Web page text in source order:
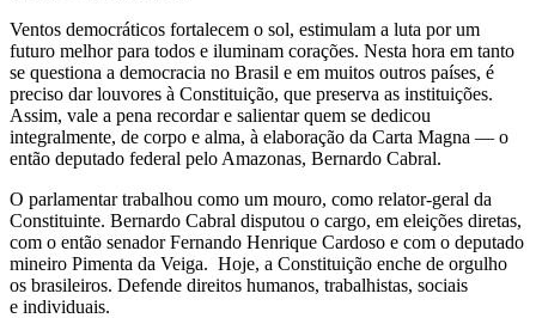
Ventos democráticos fortalecem o sol, estimulam a luta por um
futuro melhor para todos e iluminam corações. Nesta hora em tanto
se questiona a democracia no Brasil e em muitos outros países, é
preciso dar louvores à Constituição, que preserva as instituições.
Assim, vale a pena recordar e salientar quem se dedicou
integralmente, de corpo e alma, à elaboração da Carta Magna — o
então deputado federal pelo Amazonas, Bernardo Cabral.
O parlamentar trabalhou como um mouro, como relator-geral da
Constituinte. Bernardo Cabral disputou o cargo, em eleições diretas,
com o então senador Fernando Henrique Cardoso e com o deputado
mineiro Pimenta da Veiga. Hoje, a Constituição enche de orgulho
os brasileiros. Defende direitos humanos, trabalhistas, sociais
e individuais.